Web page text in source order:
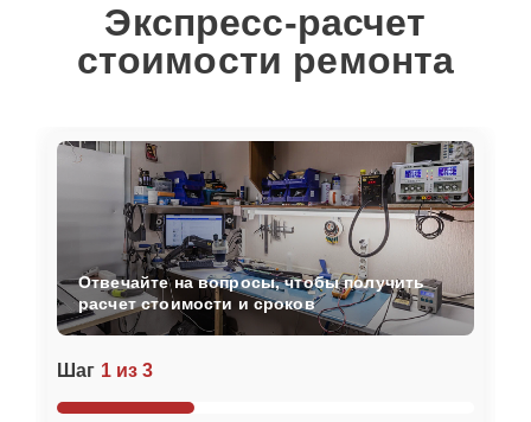
Экспресс-расчет
стоимости ремонта
Шаг 1 из 3
Отвечайте на вопросы, чтобы получить
расчет стоимости и сроков